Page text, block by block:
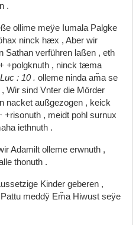
.
ollime meÿe Iumala Palgke
ninck hæx , Aber wir
Sathan verführen laßen , eth
+polgknuth , ninck tæma
Luc : 10 . olleme ninda am̃a se
, Wir sind Vnter die Mörder
nacket außgezogen , keick
+risonuth , meidt pohl surnux
iethnuth .
Adamilt olleme erwnuth ,
thonuth .
Kinder geberen ,
Pattu meddÿ Em̃a Hiwust seÿe